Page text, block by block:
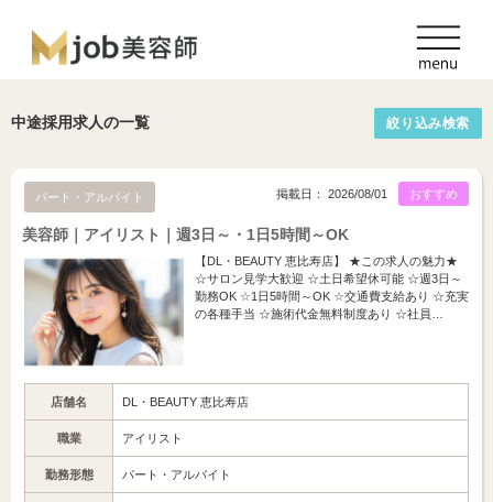
中途採用求人の一覧 絞り込み検索
パート・アルバイト おすすめ
掲載日： 2026/08/01
美容師｜アイリスト｜週3日～・1日5時間～OK
【DL・BEAUTY 恵比寿店】 ★この求人の魅力★
☆サロン見学大歓迎 ☆土日希望休可能 ☆週3日～
勤務OK ☆1日5時間～OK ☆交通費支給あり ☆充実
の各種手当 ☆施術代金無料制度あり ☆社員…
店舗名 DL・BEAUTY 恵比寿店
職業 アイリスト
勤務形態 パート・アルバイト